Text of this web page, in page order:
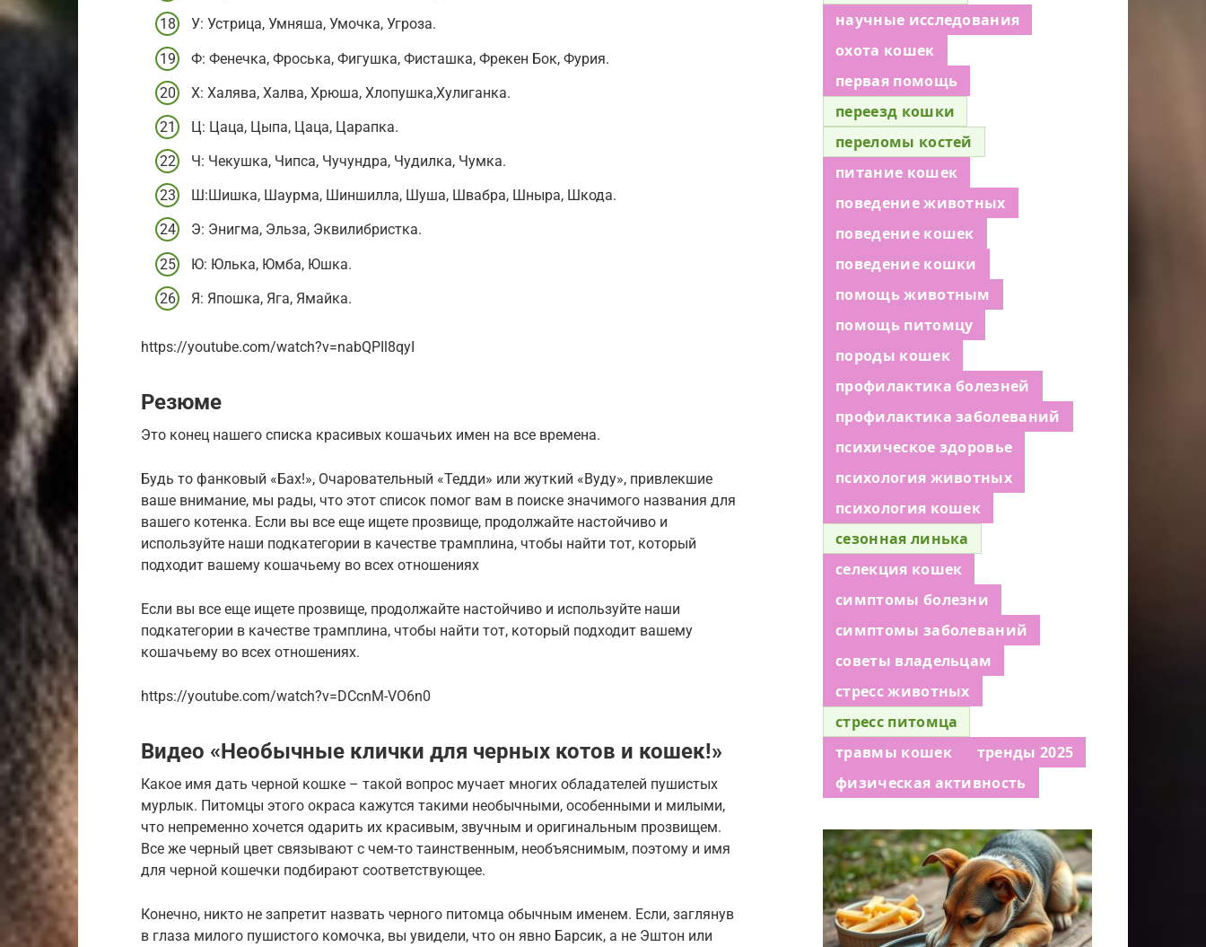
У: Устрица, Умняша, Умочка, Угроза.
Ф: Фенечка, Фроська, Фигушка, Фисташка, Фрекен Бок, Фурия.
Х: Халява, Халва, Хрюша, Хлопушка,Хулиганка.
Ц: Цаца, Цыпа, Цаца, Царапка.
Ч: Чекушка, Чипса, Чучундра, Чудилка, Чумка.
Ш:Шишка, Шаурма, Шиншилла, Шуша, Швабра, Шныра, Шкода.
Э: Энигма, Эльза, Эквилибристка.
Ю: Юлька, Юмба, Юшка.
Я: Япошка, Яга, Ямайка.
https://youtube.com/watch?v=nabQPIl8qyI
Резюме
Это конец нашего списка красивых кошачьих имен на все времена.
Будь то фанковый «Бах!», Очаровательный «Тедди» или жуткий «Вуду», привлекшие
ваше внимание, мы рады, что этот список помог вам в поиске значимого названия для
вашего котенка. Если вы все еще ищете прозвище, продолжайте настойчиво и
используйте наши подкатегории в качестве трамплина, чтобы найти тот, который
подходит вашему кошачьему во всех отношениях
Если вы все еще ищете прозвище, продолжайте настойчиво и используйте наши
подкатегории в качестве трамплина, чтобы найти тот, который подходит вашему
кошачьему во всех отношениях.
https://youtube.com/watch?v=DCcnM-VO6n0
Видео «Необычные клички для черных котов и кошек!»
Какое имя дать черной кошке – такой вопрос мучает многих обладателей пушистых
мурлык. Питомцы этого окраса кажутся такими необычными, особенными и милыми,
что непременно хочется одарить их красивым, звучным и оригинальным прозвищем.
Все же черный цвет связывают с чем-то таинственным, необъяснимым, поэтому и имя
для черной кошечки подбирают соответствующее.
Конечно, никто не запретит назвать черного питомца обычным именем. Если, заглянув
в глаза милого пушистого комочка, вы увидели, что он явно Барсик, а не Эштон или
научные исследования
охота кошек
первая помощь
переезд кошки
переломы костей
питание кошек
поведение животных
поведение кошек
поведение кошки
помощь животным
помощь питомцу
породы кошек
профилактика болезней
профилактика заболеваний
психическое здоровье
психология животных
психология кошек
сезонная линька
селекция кошек
симптомы болезни
симптомы заболеваний
советы владельцам
стресс животных
стресс питомца
травмы кошек
тренды 2025
физическая активность